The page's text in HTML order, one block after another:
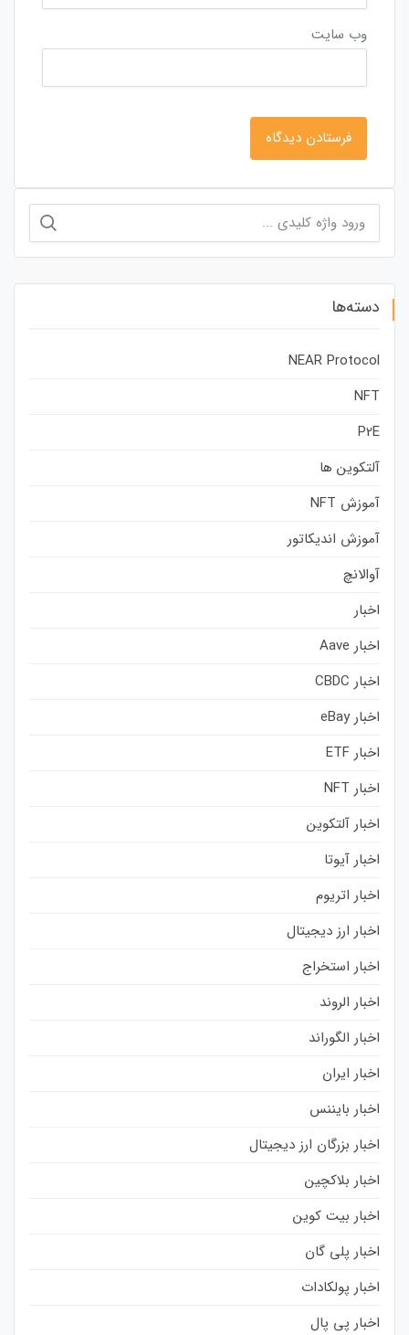
وب‌ سایت
برای:
دسته‌ها
NEAR Protocol
NFT
P2E
آلتکوین ها
آموزش NFT
آموزش اندیکاتور
آوالانچ
اخبار
اخبار Aave
اخبار CBDC
اخبار eBay
اخبار ETF
اخبار NFT
اخبار آلتکوین
اخبار آیوتا
اخبار اتریوم
اخبار ارز دیجیتال
اخبار استخراج
اخبار الروند
اخبار الگوراند
اخبار ایران
اخبار بایننس
اخبار بزرگان ارز دیجیتال
اخبار بلاکچین
اخبار بیت کوین
اخبار پلی گان
اخبار پولکادات
اخبار پی پال